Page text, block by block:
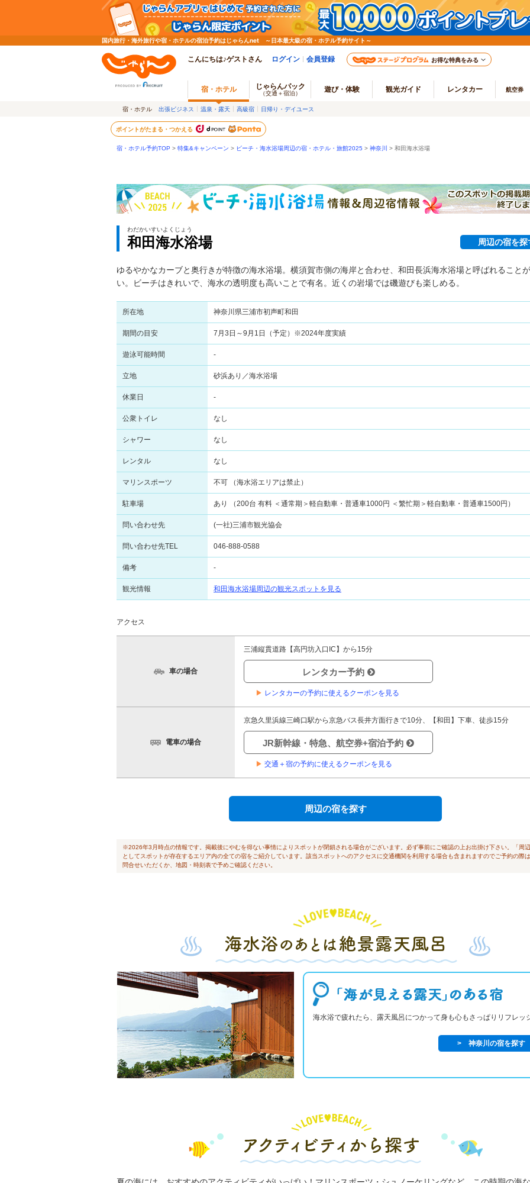
国内旅行・海外旅行や宿・ホテルの宿泊予約はじゃらんnet ～日本最大級の宿・ホテル予約サイト～
こんにちは♪ゲストさん ログイン 会員登録 お得な特典をみる
宿・ホテル じゃらんパック
（交通＋宿泊） 遊び・体験 観光ガイド レンタカー 航空券
宿・ホテル 出張ビジネス 温泉・露天 高級宿 日帰り・デイユース
ポイントがたまる・つかえる
宿・ホテル予約TOP > 特集&キャンペーン > ビーチ・海水浴場周辺の宿・ホテル・旅館2025 > 神奈川 > 和田海水浴場
わだかいすいよくじょう
和田海水浴場 周辺の宿を探
ゆるやかなカーブと奥行きが特徴の海水浴場。横須賀市側の海岸と合わせ、和田長浜海水浴場と呼ばれること
い。ビーチはきれいで、海水の透明度も高いことで有名。近くの岩場では磯遊びも楽しめる。
所在地 神奈川県三浦市初声町和田
期間の目安 7月3日～9月1日（予定）※2024年度実績
遊泳可能時間 -
立地 砂浜あり／海水浴場
休業日 -
公衆トイレ なし
シャワー なし
レンタル なし
マリンスポーツ 不可 （海水浴エリアは禁止）
駐車場 あり （200台 有料 ＜通常期＞軽自動車・普通車1000円 ＜繁忙期＞軽自動車・普通車1500円）
問い合わせ先 (一社)三浦市観光協会
問い合わせ先TEL 046-888-0588
備考 -
観光情報 和田海水浴場周辺の観光スポットを見る
アクセス
車の場合
三浦縦貫道路【高円坊入口IC】から15分
レンタカー予約
▶ レンタカーの予約に使えるクーポンを見る
電車の場合
京急久里浜線三崎口駅から京急バス長井方面行きで10分、【和田】下車、徒歩15分
JR新幹線・特急、航空券+宿泊予約
▶ 交通＋宿の予約に使えるクーポンを見る
周辺の宿を探す
※2026年3月時点の情報です。掲載後にやむを得ない事情によりスポットが閉鎖される場合がございます。必ず事前にご確認の上お出掛け下さい。「周
としてスポットが存在するエリア内の全ての宿をご紹介しています。該当スポットへのアクセスに交通機関を利用する場合も含まれますのでご予約の際
問合せいただくか、地図・時刻表で予めご確認ください。
海水浴で疲れたら、露天風呂につかって身も心もさっぱりリフレッ
> 神奈川の宿を探す